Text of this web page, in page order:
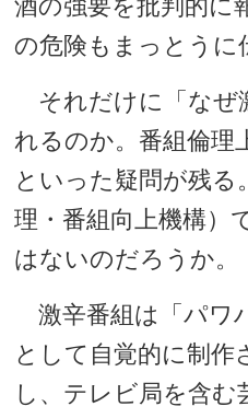
酒の強要を批判的に
の危険もまっとうに
それだけに「なぜ
れるのか。番組倫理
といった疑問が残る
理・番組向上機構）
はないのだろうか。
激辛番組は「パワ
として自覚的に制作
し、テレビ局を含む